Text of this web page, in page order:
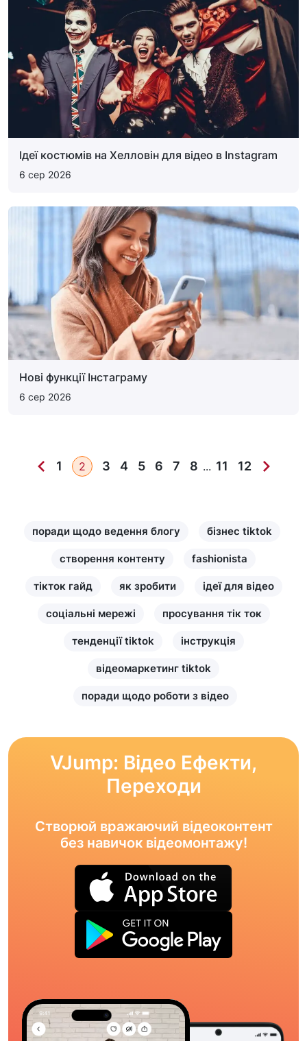
Ідеї костюмів на Хелловін для відео в Instagram
6 сер 2026
Нові функції Інстаграму
6 сер 2026
1 2 3 4 5 6 7 8 ... 11 12
поради щодо ведення блогу бізнес tiktok
створення контенту fashionista
тікток гайд як зробити ідеї для відео
соціальні мережі просування тік ток
тенденції tiktok інструкція
відеомаркетинг tiktok
поради щодо роботи з відео
VJump: Відео Ефекти,
Переходи
Створюй вражаючий відеоконтент
без навичок відеомонтажу!